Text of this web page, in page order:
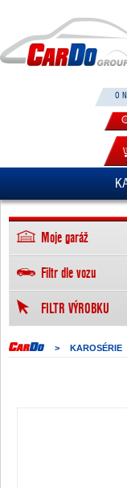
O
> KAROSÉRIE
Moje garáž
Filtr dle vozu
FILTR VÝROBKU